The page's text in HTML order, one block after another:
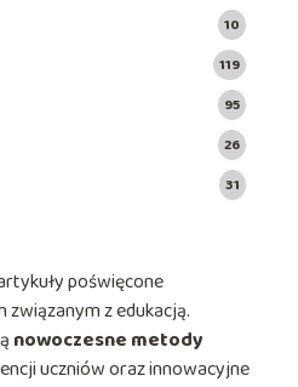
10
119
95
26
31
poświęcone
z edukacją.
nowoczesne metody
uczniów oraz innowacyjne